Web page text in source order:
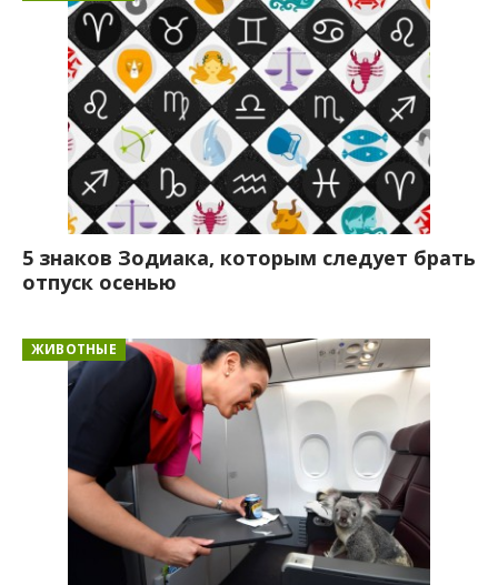
5 знаков Зодиака, которым следует брать
отпуск осенью
ЖИВОТНЫЕ